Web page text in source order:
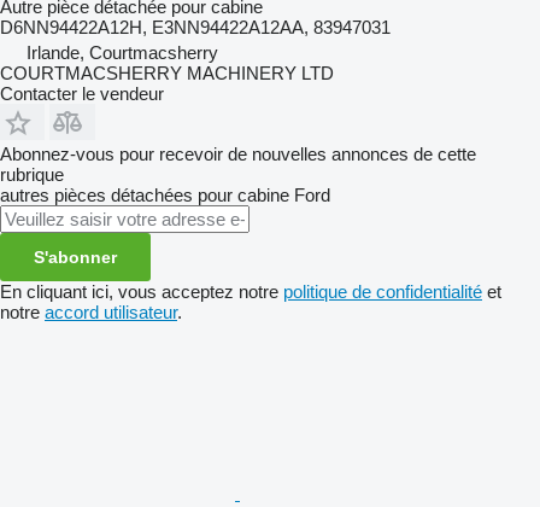
Autre pièce détachée pour cabine
D6NN94422A12H, E3NN94422A12AA, 83947031
Irlande, Courtmacsherry
COURTMACSHERRY MACHINERY LTD
Contacter le vendeur
Abonnez-vous pour recevoir de nouvelles annonces de cette
rubrique
autres pièces détachées pour cabine Ford
S'abonner
En cliquant ici, vous acceptez notre politique de confidentialité et
notre accord utilisateur.